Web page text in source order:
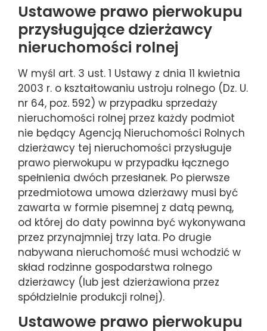
Ustawowe prawo pierwokupu
przysługujące dzierżawcy
nieruchomości rolnej
W myśl art. 3 ust. 1 Ustawy z dnia 11 kwietnia
2003 r. o kształtowaniu ustroju rolnego (Dz. U.
nr 64, poz. 592) w przypadku sprzedaży
nieruchomości rolnej przez każdy podmiot
nie będący Agencją Nieruchomości Rolnych
dzierżawcy tej nieruchomości przysługuje
prawo pierwokupu w przypadku łącznego
spełnienia dwóch przesłanek. Po pierwsze
przedmiotowa umowa dzierżawy musi być
zawarta w formie pisemnej z datą pewną,
od której do daty powinna być wykonywana
przez przynajmniej trzy lata. Po drugie
nabywana nieruchomość musi wchodzić w
skład rodzinne gospodarstwa rolnego
dzierżawcy (lub jest dzierżawiona przez
spółdzielnie produkcji rolnej).
Ustawowe prawo pierwokupu